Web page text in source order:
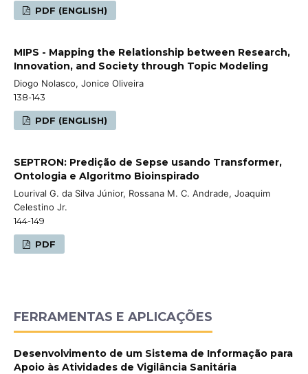
PDF (ENGLISH)
MIPS - Mapping the Relationship between Research,
Innovation, and Society through Topic Modeling
Diogo Nolasco, Jonice Oliveira
138-143
PDF (ENGLISH)
SEPTRON: Predição de Sepse usando Transformer,
Ontologia e Algoritmo Bioinspirado
Lourival G. da Silva Júnior, Rossana M. C. Andrade, Joaquim
Celestino Jr.
144-149
PDF
FERRAMENTAS E APLICAÇÕES
Desenvolvimento de um Sistema de Informação para
Apoio às Atividades de Vigilância Sanitária